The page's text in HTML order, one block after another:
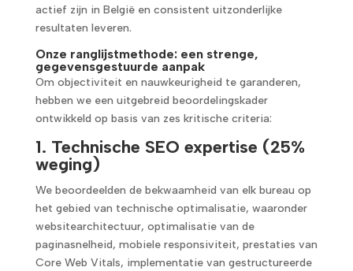
actief zijn in België en consistent uitzonderlijke
resultaten leveren.
Onze ranglijstmethode: een strenge,
gegevensgestuurde aanpak
Om objectiviteit en nauwkeurigheid te garanderen,
hebben we een uitgebreid beoordelingskader
ontwikkeld op basis van zes kritische criteria:
1. Technische SEO expertise (25%
weging)
We beoordeelden de bekwaamheid van elk bureau op
het gebied van technische optimalisatie, waaronder
websitearchitectuur, optimalisatie van de
paginasnelheid, mobiele responsiviteit, prestaties van
Core Web Vitals, implementatie van gestructureerde